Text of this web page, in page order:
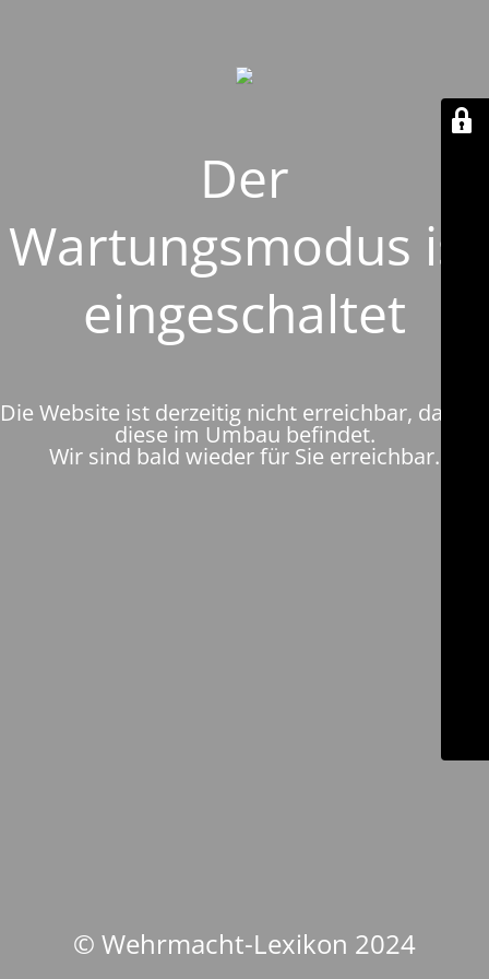
Der
Wartungsmodus ist
eingeschaltet
Die Website ist derzeitig nicht erreichbar, da sich
diese im Umbau befindet.
Wir sind bald wieder für Sie erreichbar.
© Wehrmacht-Lexikon 2024